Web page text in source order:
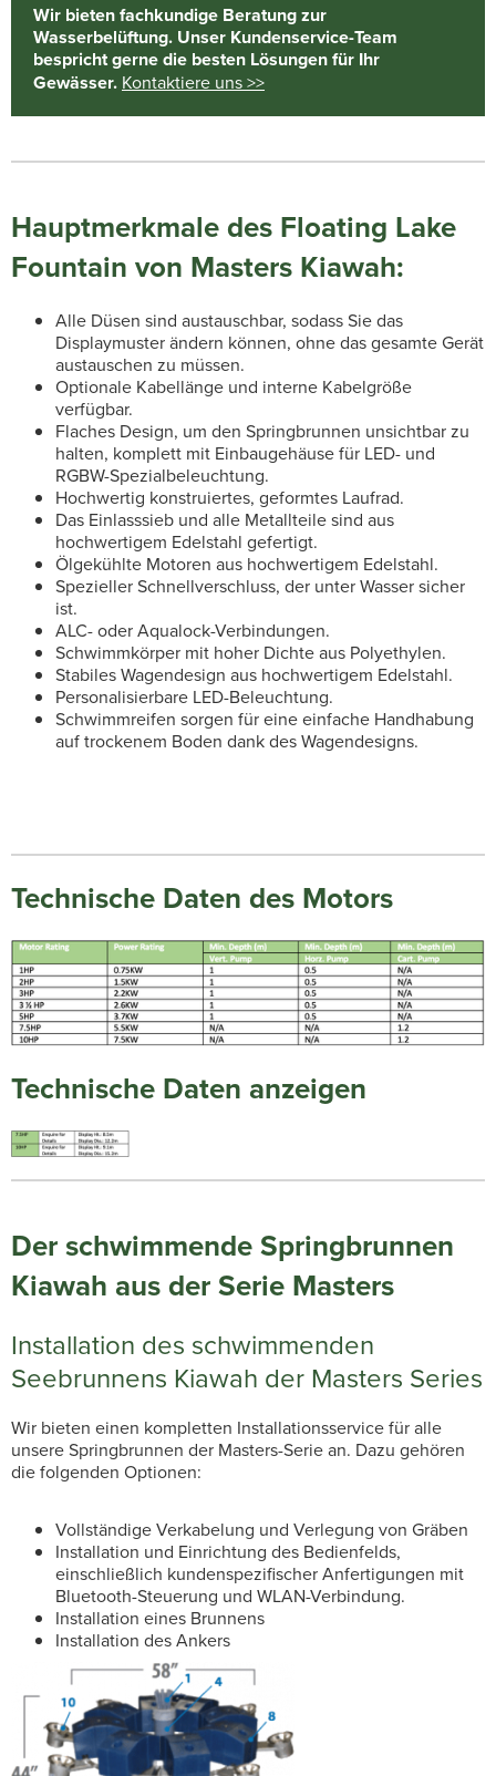
Wir bieten fachkundige Beratung zur
Wasserbelüftung. Unser Kundenservice-Team
bespricht gerne die besten Lösungen für Ihr
Gewässer. Kontaktiere uns >>
Hauptmerkmale des Floating Lake
Fountain von Masters Kiawah:
Alle Düsen sind austauschbar, sodass Sie das
Displaymuster ändern können, ohne das gesamte Gerät
austauschen zu müssen.
Optionale Kabellänge und interne Kabelgröße
verfügbar.
Flaches Design, um den Springbrunnen unsichtbar zu
halten, komplett mit Einbaugehäuse für LED- und
RGBW-Spezialbeleuchtung.
Hochwertig konstruiertes, geformtes Laufrad.
Das Einlasssieb und alle Metallteile sind aus
hochwertigem Edelstahl gefertigt.
Ölgekühlte Motoren aus hochwertigem Edelstahl.
Spezieller Schnellverschluss, der unter Wasser sicher
ist.
ALC- oder Aqualock-Verbindungen.
Schwimmkörper mit hoher Dichte aus Polyethylen.
Stabiles Wagendesign aus hochwertigem Edelstahl.
Personalisierbare LED-Beleuchtung.
Schwimmreifen sorgen für eine einfache Handhabung
auf trockenem Boden dank des Wagendesigns.
Technische Daten des Motors
Technische Daten anzeigen
Der schwimmende Springbrunnen
Kiawah aus der Serie Masters
Installation des schwimmenden
Seebrunnens Kiawah der Masters Series
Wir bieten einen kompletten Installationsservice für alle
unsere Springbrunnen der Masters-Serie an. Dazu gehören
die folgenden Optionen:
Vollständige Verkabelung und Verlegung von Gräben
Installation und Einrichtung des Bedienfelds,
einschließlich kundenspezifischer Anfertigungen mit
Bluetooth-Steuerung und WLAN-Verbindung.
Installation eines Brunnens
Installation des Ankers